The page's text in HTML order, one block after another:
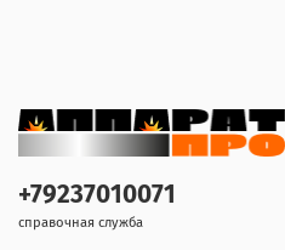
+79237010071
справочная служба